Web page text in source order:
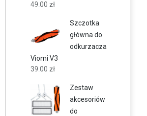
49.00 zł
Szczotka
główna do
odkurzacza
Viomi V3
39.00 zł
Zestaw
akcesoriów
do